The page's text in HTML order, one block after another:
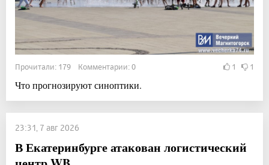
Прочитали: 179 Комментарии: 0 1 1
Что прогнозируют синоптики.
23:31, 7 авг 2026
В Екатеринбурге атакован логистический